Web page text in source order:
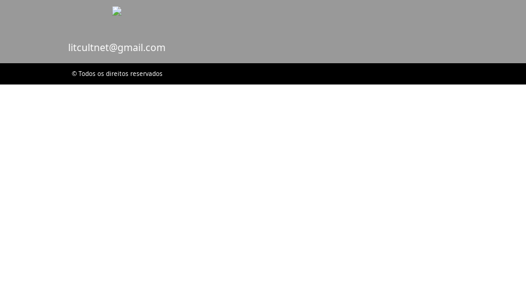
litcultnet@gmail.com
© Todos os direitos reservados